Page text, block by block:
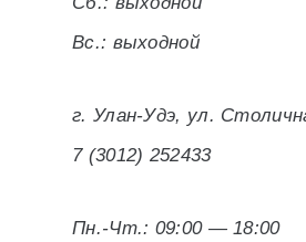
Вс.: выходной
г. Улан-Удэ, ул.
7 (3012) 252433
Пн.-Чт.: 09:00 — 18:00